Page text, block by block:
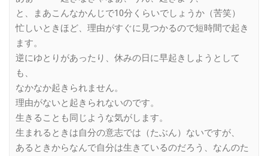
と、まあこんなかんじで10分くらいでしょうか（苦笑）
忙しいときほど、理由がすぐに見つかるので短時間で起き
ます。
逆にゆとりがあったり、休みの日に早起きしようとして
も、
なかなか起きられません。
理由がないと起きられないのです。
生きることも同じような気がします。
生まれるときは自分の意志では（たぶん）ないですが、
あるときからなんで自分は生きているのだろう、なんのた